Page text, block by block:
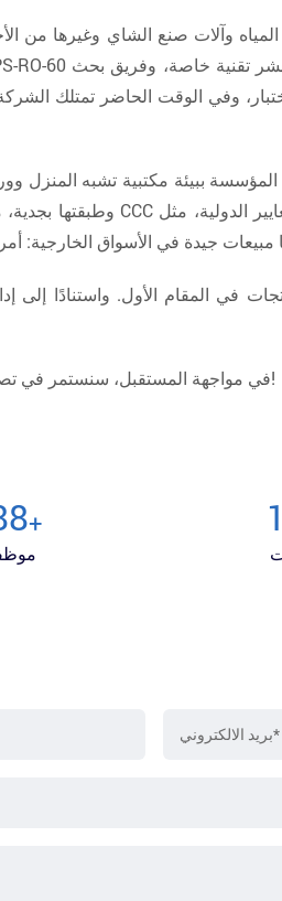
عشر تقنية خاصة، وفريق بحث
وفي الوقت الحاضر تمتلك
المؤسسة ببيئة مكتبية تشبه المنزل
في المقام الأول. واستنادًا إلى
في مواجهة المستقبل، سنستمر في تصنيع كل منتج بعناية، لكسب ثقة العملاء وتقديرهم بخدمات صادقة وعملية!
+